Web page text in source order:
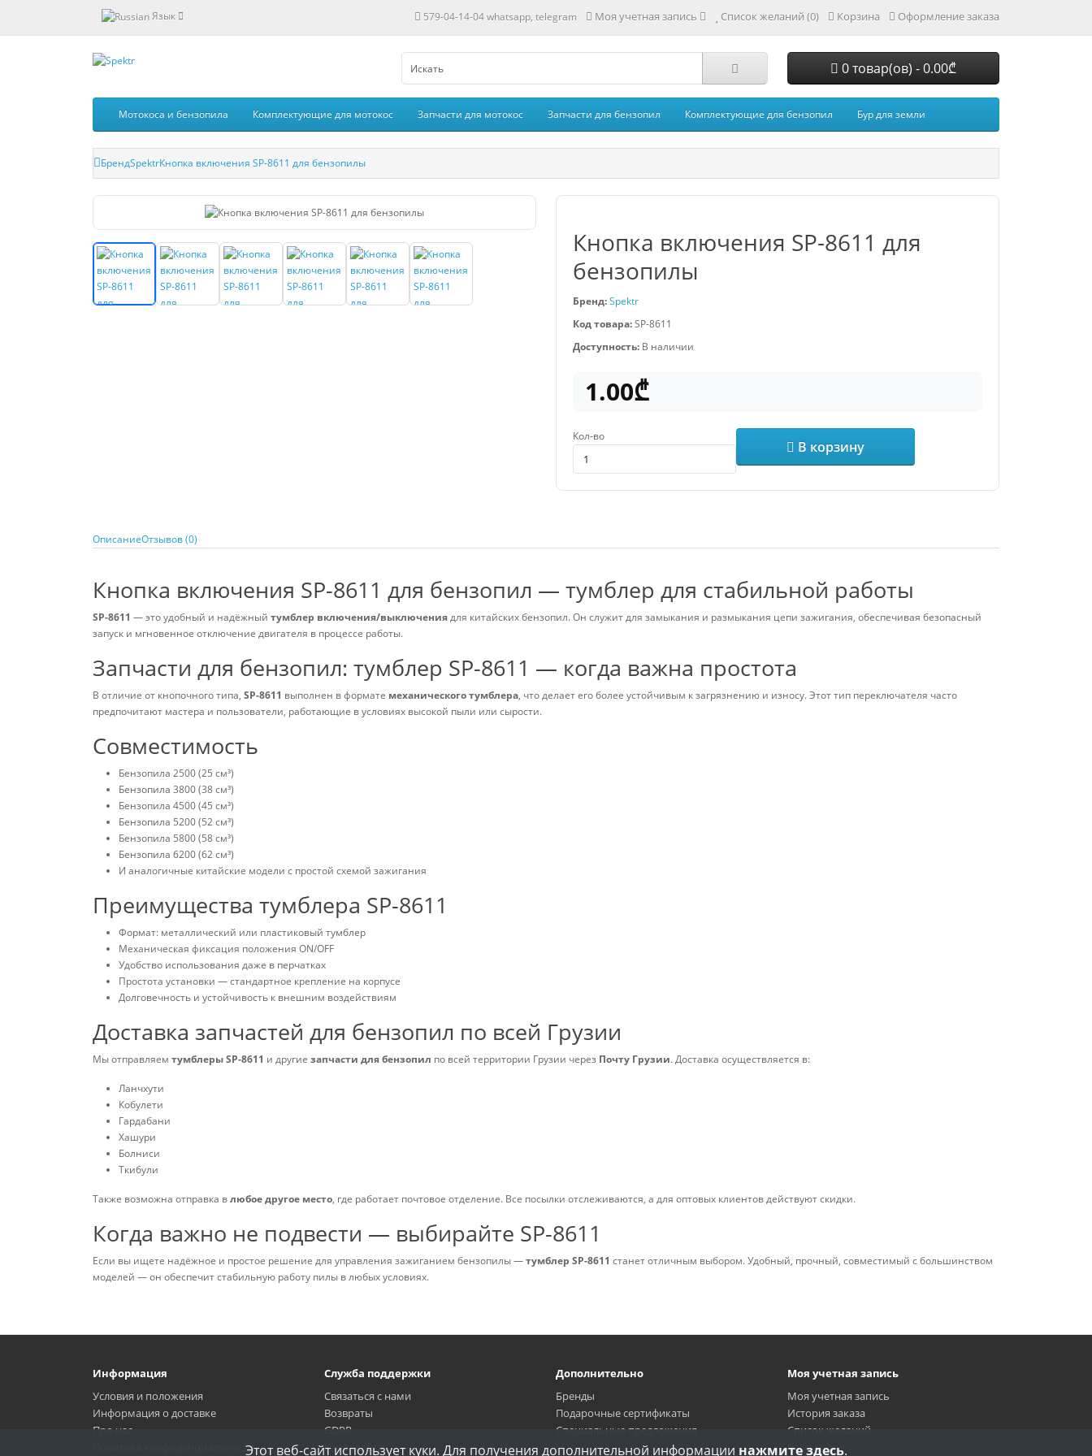
Язык 579-04-14-04 whatsapp, telegram Моя учетная запись Список желаний (0) Корзина Оформление заказа
0 товар(ов) - 0.00₾
Мотокоса и бензопила Комплектующие для мотокос Запчасти для мотокос Запчасти для бензопил Комплектующие для бензопил Бур для земли
БрендSpektrКнопка включения SP-8611 для бензопилы
Кнопка включения SP-8611 для
бензопилы
Бренд:Spektr
Код товара:SP-8611
Доступность: В наличии
1.00₾
Кол-во
В корзину
ОписаниеОтзывов (0)
Кнопка включения SP-8611 для бензопил — тумблер для стабильной работы
SP-8611 — это удобный и надёжный тумблер включения/выключениядля китайских бензопил. Он служит для замыкания и размыкания цепи зажигания, обеспечивая безопасный
запуск и мгновенное отключение двигателя в процессе работы.
Запчасти для бензопил: тумблер SP-8611 — когда важна простота
В отличие от кнопочного типа, SP-8611 выполнен в формате механического тумблера, что делает его более устойчивым к загрязнению и износу. Этот тип переключателя часто
предпочитают мастера и пользователи, работающие в условиях высокой пыли или сырости.
Совместимость
Бензопила 2500 (25 см³)
Бензопила 3800 (38 см³)
Бензопила 4500 (45 см³)
Бензопила 5200 (52 см³)
Бензопила 5800 (58 см³)
Бензопила 6200 (62 см³)
И аналогичные китайские модели с простой схемой зажигания
Преимущества тумблера SP-8611
Формат: металлический или пластиковый тумблер
Механическая фиксация положения ON/OFF
Удобство использования даже в перчатках
Простота установки — стандартное крепление на корпусе
Долговечность и устойчивость к внешним воздействиям
Доставка запчастей для бензопил по всей Грузии
Мы отправляем тумблеры SP-8611 и другие запчасти для бензопил по всей территории Грузии через Почту Грузии. Доставка осуществляется в:
Ланчхути
Кобулети
Гардабани
Хашури
Болниси
Ткибули
Также возможна отправка влюбое другое место, где работает почтовое отделение. Все посылки отслеживаются, а для оптовых клиентов действуют скидки.
Когда важно не подвести — выбирайте SP-8611
Если вы ищете надёжное и простое решение для управления зажиганием бензопилы —тумблер SP-8611 станет отличным выбором. Удобный, прочный, совместимый с большинством
моделей — он обеспечит стабильную работу пилы в любых условиях.
Информация
Условия и положения
Информация о доставке
Про нас
Политика конфиденциальности
Служба поддержки
Связаться с нами
Возвраты
GDPR
Карта сайта
Дополнительно
Бренды
Подарочные сертификаты
Специальные предложения
Моя учетная запись
Моя учетная запись
История заказа
Список желаний
Рассылка
Этот веб-сайт использует куки. Для получения дополнительной информации нажмите здесь.